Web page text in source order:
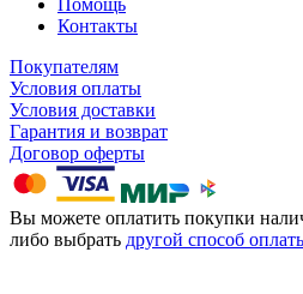
Контакты
Покупателям
Условия оплаты
Условия доставки
Гарантия и возврат
Договор оферты
Вы можете оплатить покупки
либо выбрать другой способ